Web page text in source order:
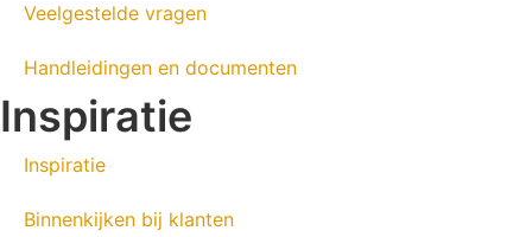
Veelgestelde vragen
Handleidingen en documenten
Inspiratie
Inspiratie
Binnenkijken bij klanten